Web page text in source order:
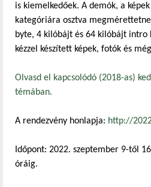
is kiemelkedőek. A demók, a
kategóriára osztva
byte, 4 kilóbájt és 64 kilóbájt intro
kézzel készített képek, fotók és
Olvasd el kapcsolódó (2018-as)
témában.
A rendezvény honlapja: http://
Időpont: 2022. szeptember 9-től
óráig.